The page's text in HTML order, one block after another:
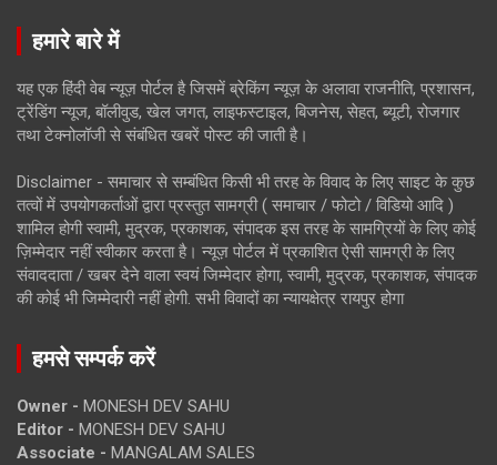
हमारे बारे में
यह एक हिंदी वेब न्यूज़ पोर्टल है जिसमें ब्रेकिंग न्यूज़ के अलावा राजनीति, प्रशासन,
ट्रेंडिंग न्यूज, बॉलीवुड, खेल जगत, लाइफस्टाइल, बिजनेस, सेहत, ब्यूटी, रोजगार
तथा टेक्नोलॉजी से संबंधित खबरें पोस्ट की जाती है।
Disclaimer - समाचार से सम्बंधित किसी भी तरह के विवाद के लिए साइट के कुछ
तत्वों में उपयोगकर्ताओं द्वारा प्रस्तुत सामग्री ( समाचार / फोटो / विडियो आदि )
शामिल होगी स्वामी, मुद्रक, प्रकाशक, संपादक इस तरह के सामग्रियों के लिए कोई
ज़िम्मेदार नहीं स्वीकार करता है। न्यूज़ पोर्टल में प्रकाशित ऐसी सामग्री के लिए
संवाददाता / खबर देने वाला स्वयं जिम्मेदार होगा, स्वामी, मुद्रक, प्रकाशक, संपादक
की कोई भी जिम्मेदारी नहीं होगी. सभी विवादों का न्यायक्षेत्र रायपुर होगा
हमसे सम्पर्क करें
Owner - MONESH DEV SAHU
Editor - MONESH DEV SAHU
Associate - MANGALAM SALES